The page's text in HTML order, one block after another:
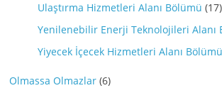
Ulaştırma Hizmetleri Alanı Bölümü (17)
Yenilenebilir Enerji Teknolojileri Alanı
Yiyecek İçecek Hizmetleri Alanı Bölümü
Olmassa Olmazlar (6)